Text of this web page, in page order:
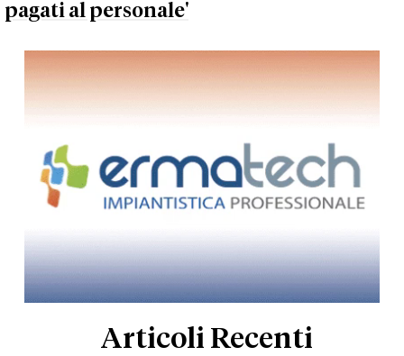
pagati al personale'
Articoli Recenti